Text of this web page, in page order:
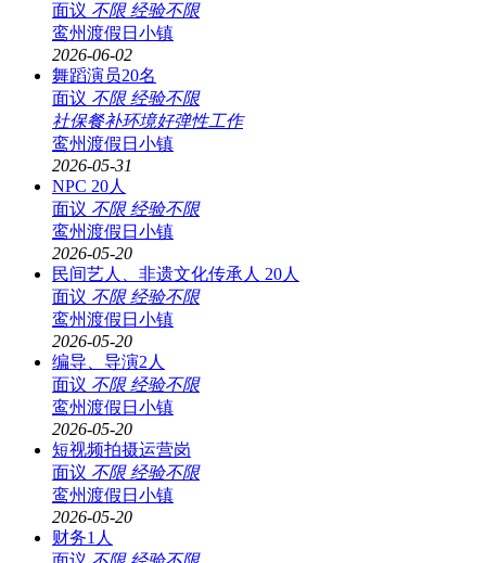
面议 不限 经验不限
鸾州渡假日小镇
2026-06-02
舞蹈演员20名
面议 不限 经验不限
社保餐补环境好弹性工作
鸾州渡假日小镇
2026-05-31
NPC 20人
面议 不限 经验不限
鸾州渡假日小镇
2026-05-20
民间艺人、非遗文化传承人 20人
面议 不限 经验不限
鸾州渡假日小镇
2026-05-20
编导、导演2人
面议 不限 经验不限
鸾州渡假日小镇
2026-05-20
短视频拍摄运营岗
面议 不限 经验不限
鸾州渡假日小镇
2026-05-20
财务1人